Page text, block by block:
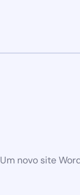
Um novo site